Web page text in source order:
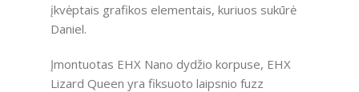
įkvėptais grafikos elementais, kuriuos sukūrė
Daniel.
Įmontuotas EHX Nano dydžio korpuse, EHX
Lizard Queen yra fiksuoto laipsnio fuzz